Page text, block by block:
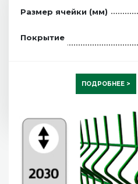
Размер ячейки (мм)
Покрытие
ПОДРОБНЕЕ >